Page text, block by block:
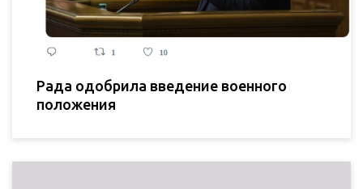
Рада одобрила введение военного
положения